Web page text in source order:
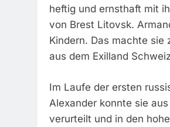
heftig und ernsthaft mit
von Brest Litovsk.
Kindern. Das machte sie
aus dem Exilland
Im Laufe der ersten
Alexander konnte sie
verurteilt und in den